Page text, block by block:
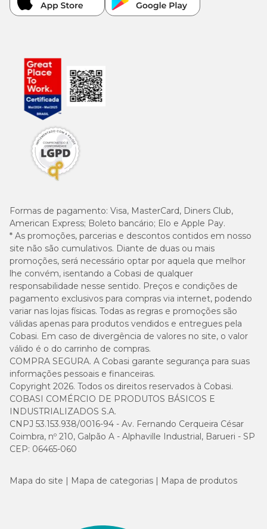
Formas de pagamento: Visa, MasterCard, Diners Club,
American Express; Boleto bancário; Elo e Apple Pay.
* As promoções, parcerias e descontos contidos em nosso
site não são cumulativos. Diante de duas ou mais
promoções, será necessário optar por aquela que melhor
lhe convém, isentando a Cobasi de qualquer
responsabilidade nesse sentido. Preços e condições de
pagamento exclusivos para compras via internet, podendo
variar nas lojas físicas. Todas as regras e promoções são
válidas apenas para produtos vendidos e entregues pela
Cobasi. Em caso de divergência de valores no site, o valor
válido é o do carrinho de compras.
COMPRA SEGURA. A Cobasi garante segurança para suas
informações pessoais e financeiras.
Copyright 2026. Todos os direitos reservados à Cobasi.
COBASI COMÉRCIO DE PRODUTOS BÁSICOS E
INDUSTRIALIZADOS S.A.
CNPJ 53.153.938/0016-94 - Av. Fernando Cerqueira César
Coimbra, nº 210, Galpão A - Alphaville Industrial, Barueri - SP
CEP: 06465-060
Mapa do site Mapa de categorias Mapa de produtos